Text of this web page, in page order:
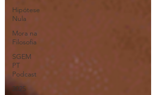
Hipótese
Nula
Mora na
Filosofia
SGEM
PT
Podcast
2025